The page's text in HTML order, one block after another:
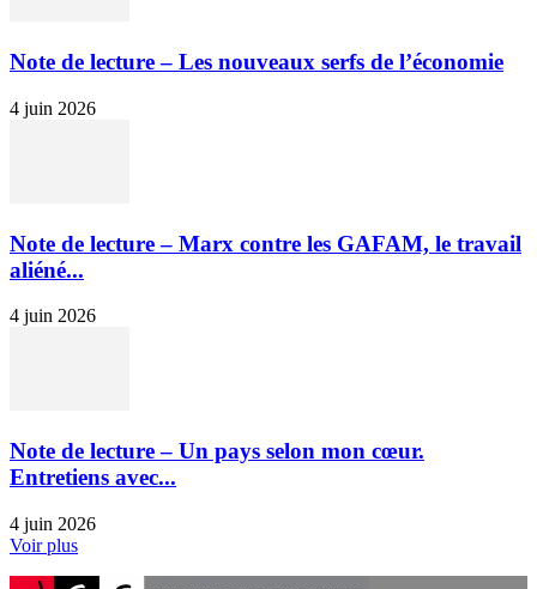
Note de lecture – Les nouveaux serfs de l’économie
4 juin 2026
Note de lecture – Marx contre les GAFAM, le travail
aliéné...
4 juin 2026
Note de lecture – Un pays selon mon cœur.
Entretiens avec...
4 juin 2026
Voir plus